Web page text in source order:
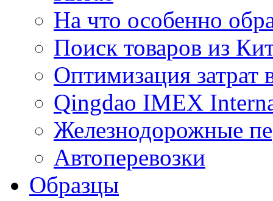
На что особенно
Поиск товаров из
Оптимизация затрат
Qingdao IMEX
Железнодорожные
Автоперевозки
Образцы